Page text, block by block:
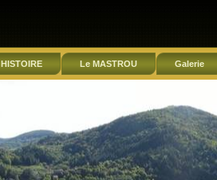
HISTOIRE Le MASTROU Galerie